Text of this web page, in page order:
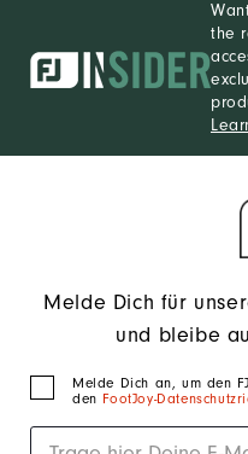
the
Melde Dich für
und bleibe
Melde Dich an, um den
den FootJoy-